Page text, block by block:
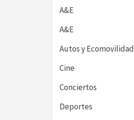
A&E
A&E
Autos y Ecomovilidad
Cine
Conciertos
Deportes